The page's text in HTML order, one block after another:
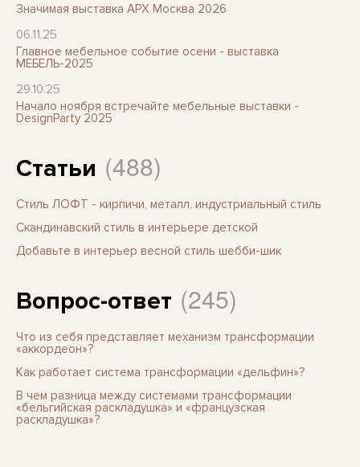
Значимая выставка АРХ Москва 2026
06.11.25
Главное мебельное событие осени - выставка
МЕБЕЛЬ-2025
29.10.25
Начало ноября встречайте мебельные выставки -
DesignParty 2025
Статьи (488)
Стиль ЛОФТ - кирпичи, металл, индустриальный стиль
Скандинавский стиль в интерьере детской
Добавьте в интерьер весной стиль шебби-шик
Вопрос-ответ (245)
Что из себя представляет механизм трансформации
«аккордеон»?
Как работает система трансформации «дельфин»?
В чем разница между системами трансформации
«бельгийская раскладушка» и «французская
раскладушка»?